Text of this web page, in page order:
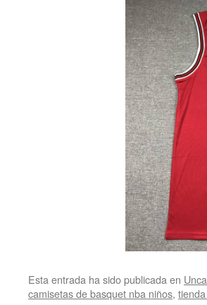
Esta entrada ha sido publicada en
camisetas de basquet nba niños,